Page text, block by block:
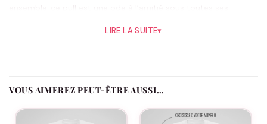
pull sera votre complice. Sa conception esthétique avec le
immédiatement l’œil, faisant de lui plus qu’un simple vêtement,
LIRE LA SUITE▾
VOUS AIMEREZ PEUT-ÊTRE AUSSI…